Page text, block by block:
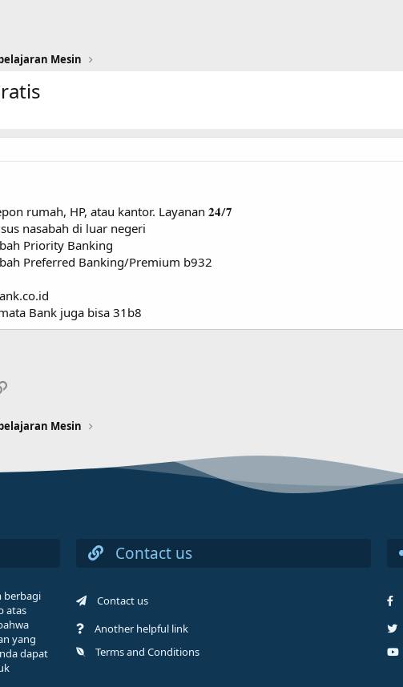
Mesin
rumah, HP, atau kantor. Layanan 𝟐𝟒/𝟕
nasabah di luar negeri
Priority Banking
Preferred Banking/Premium b932
Bank juga bisa 31b8
Mesin
berbagi
atas
yang
dapat
Contact us
Contact us
Another helpful link
Terms and Conditions